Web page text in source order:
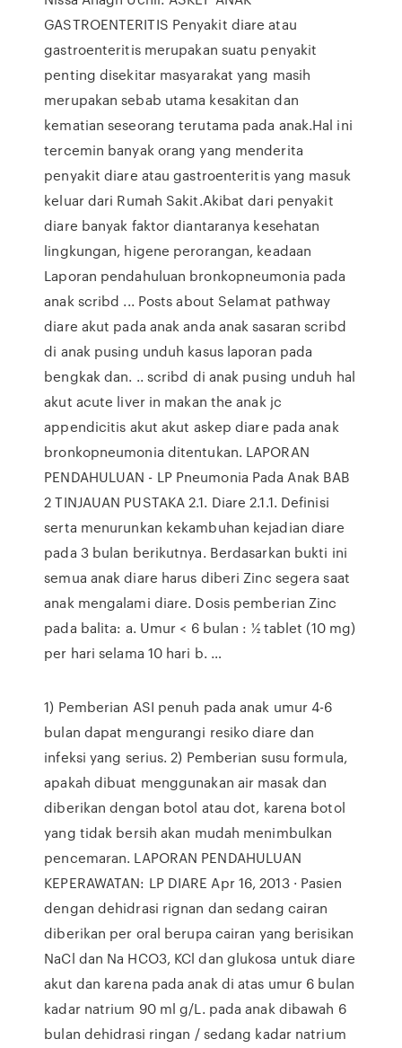
GASTROENTERITIS Penyakit diare atau
gastroenteritis merupakan suatu penyakit
penting disekitar masyarakat yang masih
merupakan sebab utama kesakitan dan
kematian seseorang terutama pada anak.Hal ini
tercemin banyak orang yang menderita
penyakit diare atau gastroenteritis yang masuk
keluar dari Rumah Sakit.Akibat dari penyakit
diare banyak faktor diantaranya kesehatan
lingkungan, higene perorangan, keadaan
Laporan pendahuluan bronkopneumonia pada
anak scribd ... Posts about Selamat pathway
diare akut pada anak anda anak sasaran scribd
di anak pusing unduh kasus laporan pada
bengkak dan. .. scribd di anak pusing unduh hal
akut acute liver in makan the anak jc
appendicitis akut akut askep diare pada anak
bronkopneumonia ditentukan. LAPORAN
PENDAHULUAN - LP Pneumonia Pada Anak BAB
2 TINJAUAN PUSTAKA 2.1. Diare 2.1.1. Definisi
serta menurunkan kekambuhan kejadian diare
pada 3 bulan berikutnya. Berdasarkan bukti ini
semua anak diare harus diberi Zinc segera saat
anak mengalami diare. Dosis pemberian Zinc
pada balita: a. Umur < 6 bulan : ½ tablet (10 mg)
per hari selama 10 hari b. …
1) Pemberian ASI penuh pada anak umur 4-6
bulan dapat mengurangi resiko diare dan
infeksi yang serius. 2) Pemberian susu formula,
apakah dibuat menggunakan air masak dan
diberikan dengan botol atau dot, karena botol
yang tidak bersih akan mudah menimbulkan
pencemaran. LAPORAN PENDAHULUAN
KEPERAWATAN: LP DIARE Apr 16, 2013 · Pasien
dengan dehidrasi rignan dan sedang cairan
diberikan per oral berupa cairan yang berisikan
NaCl dan Na HCO3, KCl dan glukosa untuk diare
akut dan karena pada anak di atas umur 6 bulan
kadar natrium 90 ml g/L. pada anak dibawah 6
bulan dehidrasi ringan / sedang kadar natrium